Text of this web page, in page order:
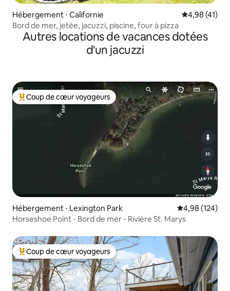
Hébergement ⋅ Californie Évaluation
4,98 (41)
Bord de mer, jetée, jacuzzi, piscine, four à pizza
Autres locations de vacances dotées
d'un jacuzzi
Coups de cœur voyageurs les plus appréciés
Coup de cœur voyageurs
Hébergement ⋅ Lexington Park Évaluation
4,98 (124)
Horseshoe Point - Bord de mer - Rivière St. Marys
Coups de cœur voyageurs les plus appréciés
Coup de cœur voyageurs